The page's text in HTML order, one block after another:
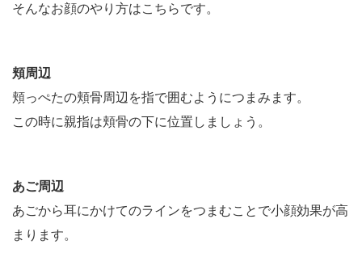
そんなお顔のやり方はこちらです。
頬周辺
頬っぺたの頬骨周辺を指で囲むようにつまみます。
この時に親指は頬骨の下に位置しましょう。
あご周辺
あごから耳にかけてのラインをつまむことで小顔効果が高
まります。